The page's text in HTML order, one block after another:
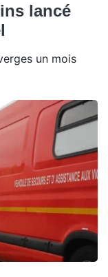
lancé
un mois